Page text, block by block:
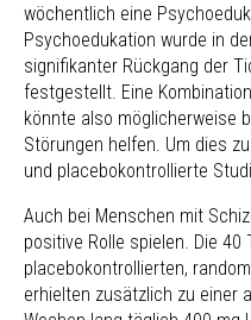
wöchentlich eine
Psychoedukation wurde in
signifikanter Rückgang der
festgestellt. Eine
könnte also möglicherweise
Störungen helfen. Um dies
und placebokontrollierte
Auch bei Menschen mit
positive Rolle spielen. Die 40
placebokontrollierten,
erhielten zusätzlich zu einer